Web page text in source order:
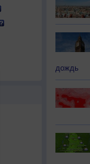
+27
+18
+25
дождь